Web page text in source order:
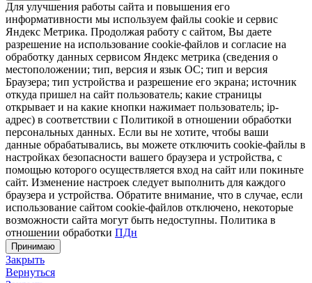
Для улучшения работы сайта и повышения его
информативности мы используем файлы cookie и сервис
Яндекс Метрика. Продолжая работу с сайтом, Вы даете
разрешение на использование cookie-файлов и согласие на
обработку данных сервисом Яндекс метрика (сведения о
местоположении; тип, версия и язык ОС; тип и версия
Браузера; тип устройства и разрешение его экрана; источник
откуда пришел на сайт пользователь; какие страницы
открывает и на какие кнопки нажимает пользователь; ip-
адрес) в соответствии с Политикой в отношении обработки
персональных данных. Если вы не хотите, чтобы ваши
данные обрабатывались, вы можете отключить cookie-файлы в
настройках безопасности вашего браузера и устройства, с
помощью которого осуществляется вход на сайт или покиньте
сайт. Изменение настроек следует выполнить для каждого
браузера и устройства. Обратите внимание, что в случае, если
использование сайтом cookie-файлов отключено, некоторые
возможности сайта могут быть недоступны. Политика в
отношении обработки ПДн
Принимаю
Закрыть
Вернуться